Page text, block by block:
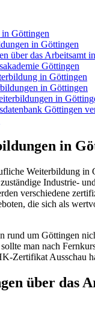
Göttingen
in Göttingen
über das Arbeitsamt
Göttingen
in Göttingen
in Göttingen
in
Göttingen
in
Weiterbildung in
Industrie-
verschiedene
die sich als
rund um Göttingen
man nach
Zertifikat Ausschau
über das